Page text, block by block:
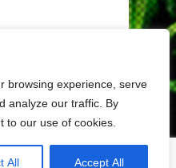
browsing experience, serve
analyze our traffic. By
to our use of cookies.
All Accept All